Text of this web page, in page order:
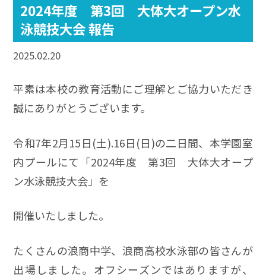
2024年度 第3回 大体大オープン水
泳競技大会 報告
2025.02.20
平素は本校の教育活動にご理解とご協力いただき
誠にありがとうございます。
令和7年2月15日(土).16日(日)の二日間、本学園室
内プールにて「2024年度 第3回 大体大オープ
ン水泳競技大会」を
開催いたしました。
たくさんの浪商中学、浪商高校水泳部の皆さんが
出場しました。オフシーズンではありますが、